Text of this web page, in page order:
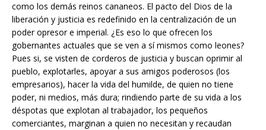
como los demás reinos cananeos. El pacto del Dios de la
liberación y justicia es redefinido en la centralización de un
poder opresor e imperial. ¿Es eso lo que ofrecen los
gobernantes actuales que se ven a sí mismos como leones?
Pues si, se visten de corderos de justicia y buscan oprimir al
pueblo, explotarles, apoyar a sus amigos poderosos (los
empresarios), hacer la vida del humilde, de quien no tiene
poder, ni medios, más dura; rindiendo parte de su vida a los
déspotas que explotan al trabajador, los pequeños
comerciantes, marginan a quien no necesitan y recaudan